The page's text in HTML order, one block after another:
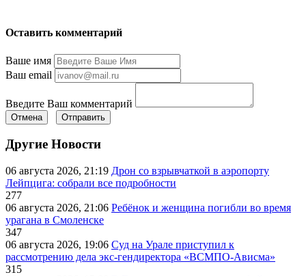
Оставить комментарий
Ваше имя
Ваш email
Введите Ваш комментарий
Отмена Отправить
Другие Новости
06 августа 2026, 21:19 Дрон со взрывчаткой в аэропорту
Лейпцига: собрали все подробности
277
06 августа 2026, 21:06 Ребёнок и женщина погибли во время
урагана в Смоленске
347
06 августа 2026, 19:06 Суд на Урале приступил к
рассмотрению дела экс-гендиректора «ВСМПО-Ависма»
315